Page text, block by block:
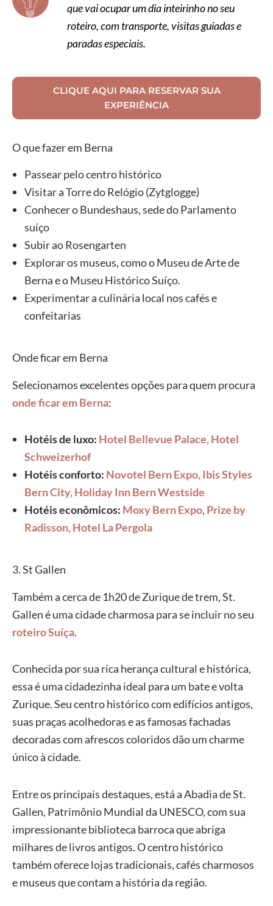
que vai ocupar um dia inteirinho no seu
roteiro, com transporte, visitas guiadas e
paradas especiais.
CLIQUE AQUI PARA RESERVAR SUA
EXPERIÊNCIA
O que fazer em Berna
Passear pelo centro histórico
Visitar a Torre do Relógio (Zytglogge)
Conhecer o Bundeshaus, sede do Parlamento
suíço
Subir ao Rosengarten
Explorar os museus, como o Museu de Arte de
Berna e o Museu Histórico Suíço.
Experimentar a culinária local nos cafés e
confeitarias
Onde ficar em Berna
Selecionamos excelentes opções para quem procura
onde ficar em Berna:
Hotéis de luxo: Hotel Bellevue Palace,Hotel
Schweizerhof
Hotéis conforto: Novotel Bern Expo,Ibis Styles
Bern City,Holiday Inn Bern Westside
Hotéis econômicos: Moxy Bern Expo, Prize by
Radisson,Hotel La Pergola
3. St Gallen
Também a cerca de 1h20 de Zurique de trem, St.
Gallen é uma cidade charmosa para se incluir no seu
roteiro Suíça.
Conhecida por sua rica herança cultural e histórica,
essa é uma cidadezinha ideal para um bate e volta
Zurique. Seu centro histórico com edifícios antigos,
suas praças acolhedoras e as famosas fachadas
decoradas com afrescos coloridos dão um charme
único à cidade.
Entre os principais destaques, está a Abadia de St.
Gallen, Patrimônio Mundial da UNESCO, com sua
impressionante biblioteca barroca que abriga
milhares de livros antigos. O centro histórico
também oferece lojas tradicionais, cafés charmosos
e museus que contam a história da região.